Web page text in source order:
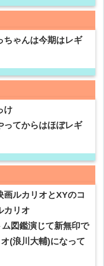
ちゃんは今期はレギ
け
ってからはほぼレギ
ルカリオとXYのコ
カリオ
図鑑演じて新無印で
(浪川大輔)になって